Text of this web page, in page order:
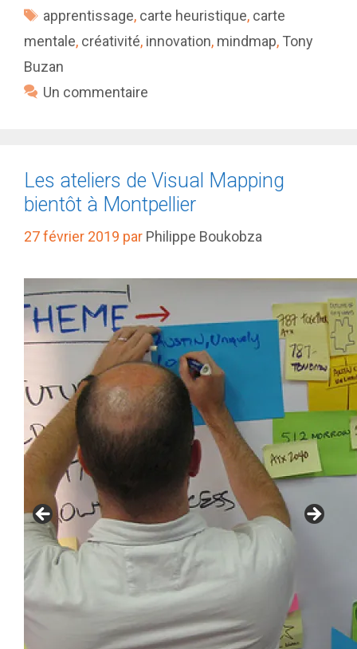
Étiquettes
apprentissage, carte heuristique, carte
mentale, créativité, innovation, mindmap, Tony
Buzan
Un commentaire
Les ateliers de Visual Mapping
bientôt à Montpellier
27 février 2019 par Philippe Boukobza